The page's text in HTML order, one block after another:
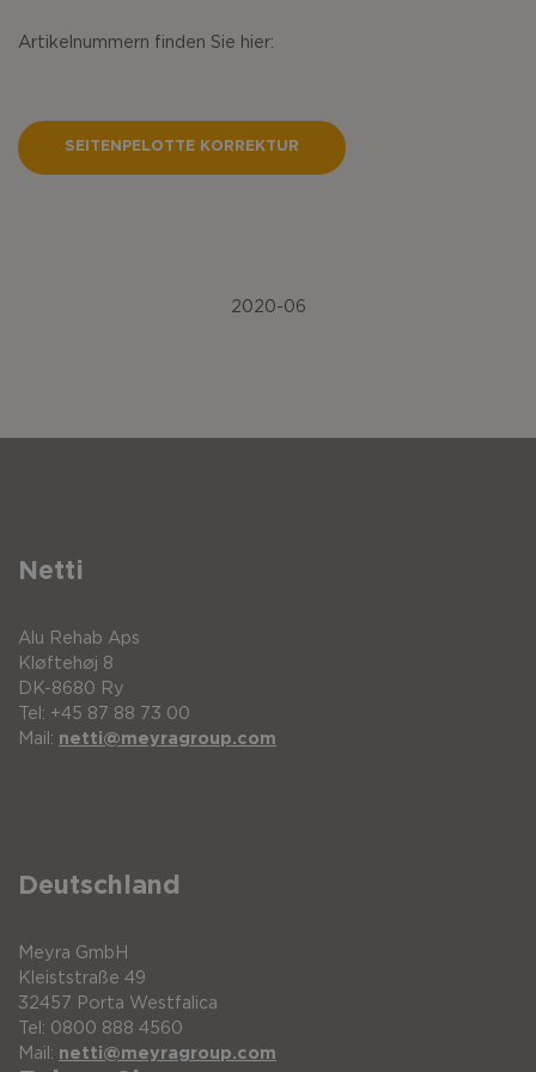
Artikelnummern finden Sie hier:
SEITENPELOTTE KORREKTUR
2020-06
Netti
Alu Rehab Aps
Kløftehøj 8
DK-8680 Ry
Tel: +45 87 88 73 00
Mail: netti@meyragroup.com
Deutschland
Meyra GmbH
Kleiststraße 49
32457 Porta Westfalica
Tel: 0800 888 4560
Mail: netti@meyragroup.com